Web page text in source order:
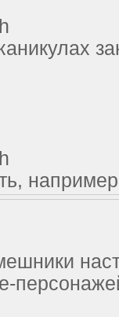
например